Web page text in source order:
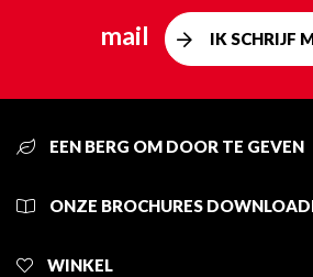
mail
IK SCHRIJF
EEN BERG OM DOOR TE GEVEN
ONZE BROCHURES
WINKEL